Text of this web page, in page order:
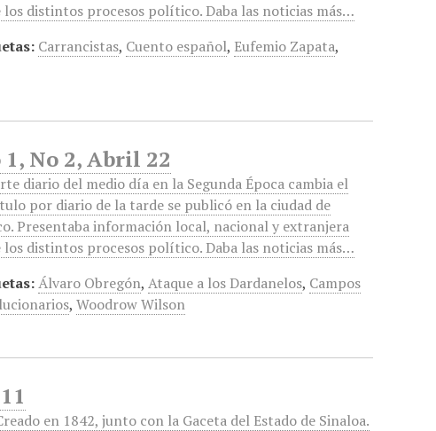
los distintos procesos político. Daba las noticias más…
Carrancistas, Cuento español, Eufemio Zapata,
No 2, Abril 22
diario del medio día en la Segunda Época cambia el
por diario de la tarde se publicó en la ciudad de
Presentaba información local, nacional y extranjera
los distintos procesos político. Daba las noticias más…
Álvaro Obregón,Ataque a los Dardanelos, Campos
,Woodrow Wilson
en 1842, junto con la Gaceta del Estado de Sinaloa.